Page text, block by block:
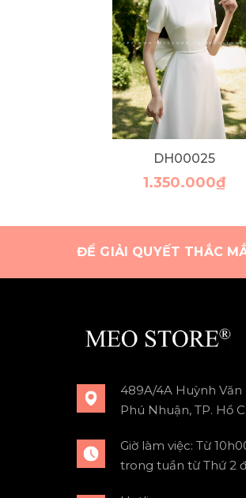
DH00025
1.350.000₫
ĐỂ GIẢI QUYẾT THẮC
489A/4A Huỳnh Văn
Phú Nhuận, TP. Hồ
Giờ làm việc: Từ
trong tuần từ Thứ 2